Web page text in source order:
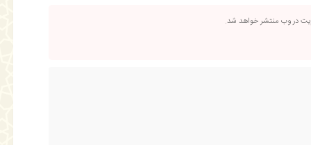
در وب منتشر خواهد شد.